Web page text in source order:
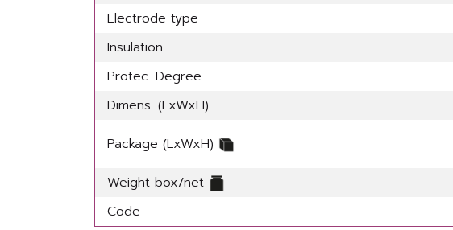
Electrode type
Insulation
Protec. Degree
Dimens. (LxWxH)
Package (LxWxH)
Weight box/net
Code